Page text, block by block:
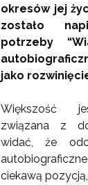
okresów jej
zostało
potrzeby
jako
Większość
związana z
widać, że
ciekawą